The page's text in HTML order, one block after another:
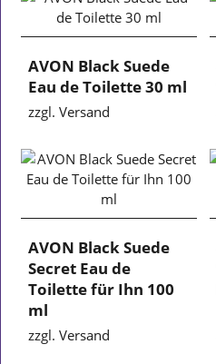
AVON Black Suede
Eau de Toilette 30 ml
zzgl. Versand
AVON Black Suede
Secret Eau de
Toilette für Ihn 100
ml
zzgl. Versand